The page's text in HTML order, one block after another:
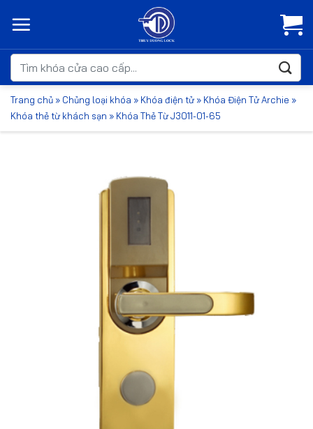
qua
dungTìm
kiếm:
Trang chủ » Chủng loại khóa » Khóa điện tử » Khóa Điện Tử Archie »
Khóa thẻ từ khách sạn » Khóa Thẻ Từ J3011-01-65